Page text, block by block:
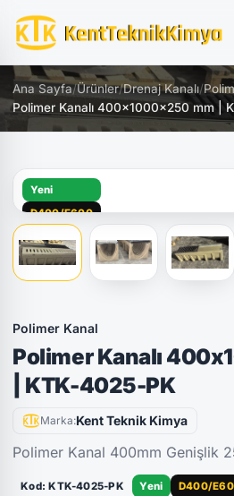
Ana Sayfa/Ürünler/Drenaj Kanalı/
Polimer Kanalı 400x1000x250 mm |
Yeni
D400/E600
Polimer Kanal
Polimer Kanalı
| KTK-4025-PK
Marka:Kent Teknik Kimya
Polimer Kanal 400mm Genişlik
Kod: KTK-4025-PK Yeni D400/